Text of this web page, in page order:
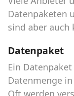
Datenpaketen
sind aber
Datenpaket
Ein
Datenmenge
Oft werden